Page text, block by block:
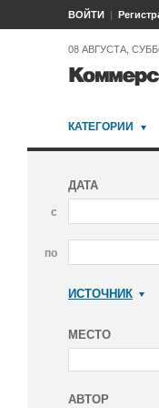
ВОЙТИ
08 АВГУСТА,
КАТЕГОРИИ
ДАТА
с
по
ИСТОЧНИК
МЕСТО
АВТОР